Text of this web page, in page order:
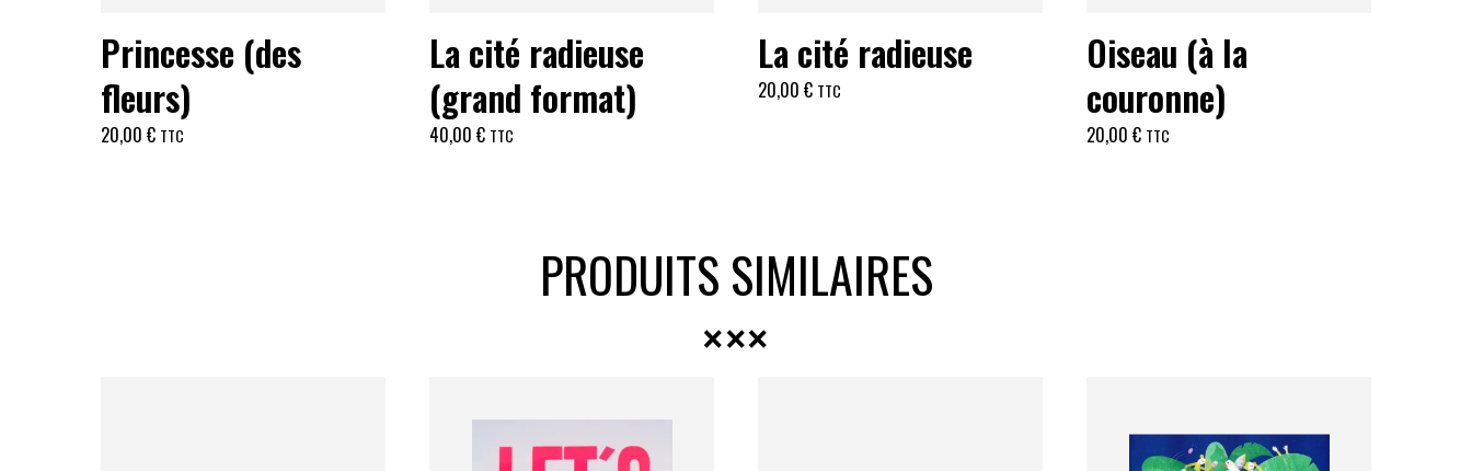
Princesse (des
fleurs)
20,00 € TTC
La cité radieuse
(grand format)
40,00 € TTC
La cité radieuse
20,00 € TTC
Oiseau (à la
couronne)
20,00 € TTC
PRODUITS SIMILAIRES